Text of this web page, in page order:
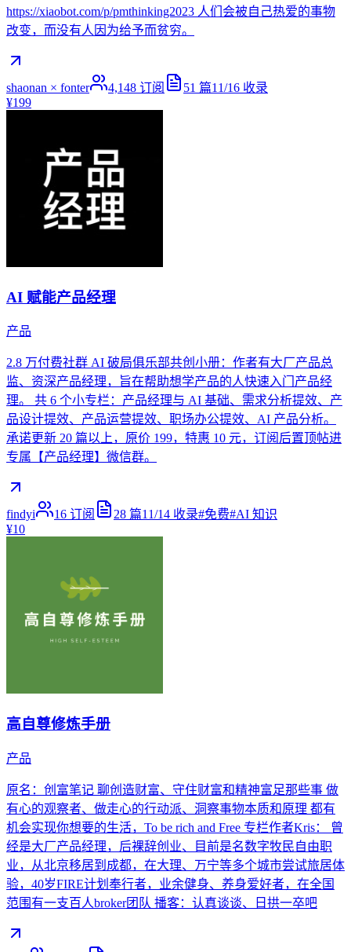
https://xiaobot.com/p/pmthinking2023 人们会被自己热爱的事物
改变，而没有人因为给予而贫穷。
shaonan × fonter 4,148 订阅 51 篇11/16 收录
¥199
AI 赋能产品经理
产品
2.8 万付费社群 AI 破局俱乐部共创小册：作者有大厂产品总
监、资深产品经理，旨在帮助想学产品的人快速入门产品经
理。 共 6 个小专栏：产品经理与 AI 基础、需求分析提效、产
品设计提效、产品运营提效、职场办公提效、AI 产品分析。
承诺更新 20 篇以上，原价 199，特惠 10 元，订阅后置顶帖进
专属【产品经理】微信群。
findyi 16 订阅 28 篇11/14 收录#免费#AI 知识
¥10
高自尊修炼手册
产品
原名：创富笔记 聊创造财富、守住财富和精神富足那些事 做
有心的观察者、做走心的行动派、洞察事物本质和原理 都有
机会实现你想要的生活，To be rich and Free 专栏作者Kris： 曾
经是大厂产品经理，后裸辞创业、目前是名数字牧民自由职
业，从北京移居到成都，在大理、万宁等多个城市尝试旅居体
验，40岁FIRE计划奉行者，业余健身、养身爱好者，在全国
范围有一支百人broker团队 播客：认真谈谈、日拱一卒吧